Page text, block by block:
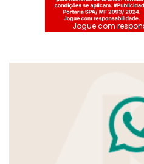
Jogue com